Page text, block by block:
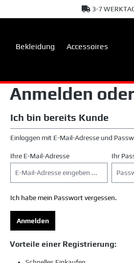
Zur Hauptnavigation springen
3-7
Bekleidung Accessoires
Anmelden
Ich bin bereits Kunde
Einloggen mit E-Mail-Adresse und
Ihre E-Mail-Adresse Ihr
Ich habe mein Passwort vergessen.
Anmelden
Vorteile einer Registrierung: